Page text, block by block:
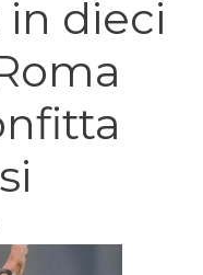
dieci